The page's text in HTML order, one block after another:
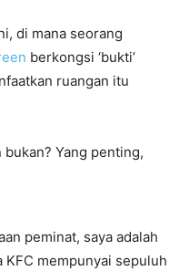
di mana seorang
berkongsi ‘bukti’
ruangan itu
Yang penting,
peminat, saya adalah
KFC mempunyai sepuluh